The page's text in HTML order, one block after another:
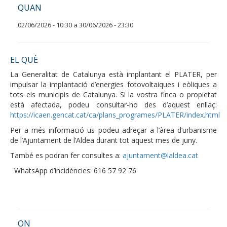
QUAN
02/06/2026 - 10:30 a 30/06/2026 - 23:30
EL QUÈ
La Generalitat de Catalunya està implantant el PLATER, per
impulsar la implantació d’energies fotovoltaiques i eòliques a
tots els municipis de Catalunya. Si la vostra finca o propietat
està afectada, podeu consultar-ho des d’aquest enllaç:
https://icaen.gencat.cat/ca/plans_programes/PLATER/index.html
Per a més informació us podeu adreçar a l’àrea d’urbanisme
de l’Ajuntament de l’Aldea durant tot aquest mes de juny.
També es podran fer consultes a: ajuntament@laldea.cat
WhatsApp d’incidències: 616 57 92 76
ON